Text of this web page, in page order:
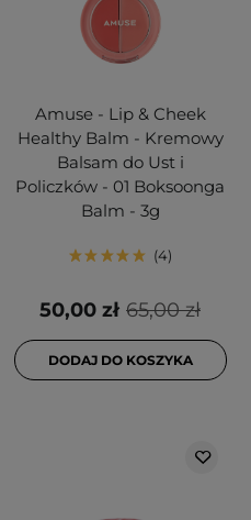
Amuse - Lip & Cheek
Healthy Balm - Kremowy
Balsam do Ust i
Policzków - 01 Boksoonga
Balm - 3g
4
65,00 zł
50,00 zł
DODAJ DO KOSZYKA